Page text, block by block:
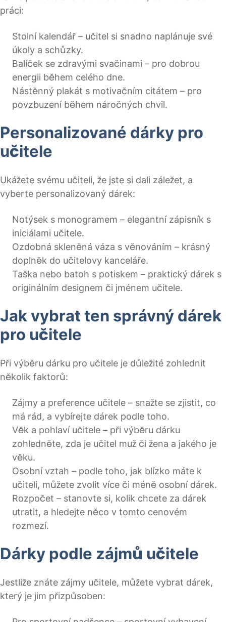
práci:
Stolní kalendář – učitel si snadno naplánuje své
úkoly a schůzky.
Balíček se zdravými svačinami – pro dobrou
energii během celého dne.
Nástěnný plakát s motivačním citátem – pro
povzbuzení během náročných chvil.
Personalizované dárky pro
učitele
Ukážete svému učiteli, že jste si dali záležet, a
vyberte personalizovaný dárek:
Notýsek s monogramem – elegantní zápisník s
iniciálami učitele.
Ozdobná skleněná váza s věnováním – krásný
doplněk do učitelovy kanceláře.
Taška nebo batoh s potiskem – praktický dárek s
originálním designem či jménem učitele.
Jak vybrat ten správný dárek
pro učitele
Při výběru dárku pro učitele je důležité zohlednit
několik faktorů:
Zájmy a preference učitele – snažte se zjistit, co
má rád, a vybírejte dárek podle toho.
Věk a pohlaví učitele – při výběru dárku
zohledněte, zda je učitel muž či žena a jakého je
věku.
Osobní vztah – podle toho, jak blízko máte k
učiteli, můžete zvolit více či méně osobní dárek.
Rozpočet – stanovte si, kolik chcete za dárek
utratit, a hledejte něco v tomto cenovém
rozmezí.
Dárky podle zájmů učitele
Jestliže znáte zájmy učitele, můžete vybrat dárek,
který je jim přizpůsoben: